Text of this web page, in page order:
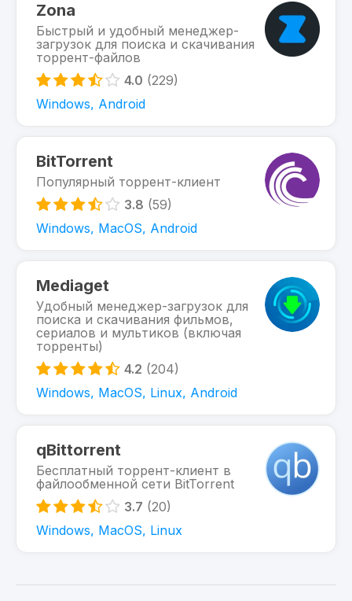
Zona
Быстрый и удобный менеджер-
загрузок для поиска и скачивания
торрент-файлов
4.0 (229)
Windows, Android
BitTorrent
Популярный торрент-клиент
3.8 (59)
Windows, MacOS, Android
Mediaget
Удобный менеджер-загрузок для
поиска и скачивания фильмов,
сериалов и мультиков (включая
торренты)
4.2 (204)
Windows, MacOS, Linux, Android
qBittorrent
Бесплатный торрент-клиент в
файлообменной сети BitTorrent
3.7 (20)
Windows, MacOS, Linux